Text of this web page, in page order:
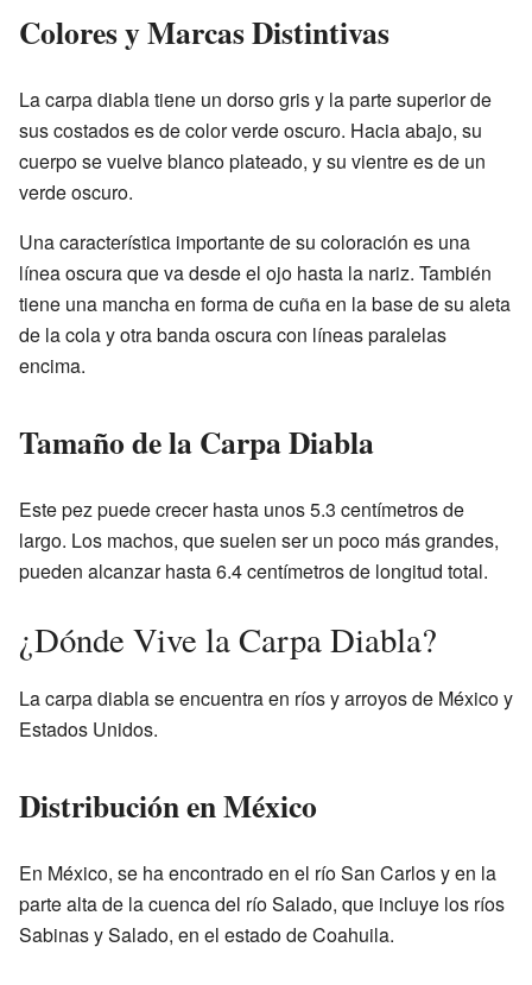
Colores y Marcas Distintivas
La carpa diabla tiene un dorso gris y la parte superior de
sus costados es de color verde oscuro. Hacia abajo, su
cuerpo se vuelve blanco plateado, y su vientre es de un
verde oscuro.
Una característica importante de su coloración es una
línea oscura que va desde el ojo hasta la nariz. También
tiene una mancha en forma de cuña en la base de su aleta
de la cola y otra banda oscura con líneas paralelas
encima.
Tamaño de la Carpa Diabla
Este pez puede crecer hasta unos 5.3 centímetros de
largo. Los machos, que suelen ser un poco más grandes,
pueden alcanzar hasta 6.4 centímetros de longitud total.
¿Dónde Vive la Carpa Diabla?
La carpa diabla se encuentra en ríos y arroyos de México y
Estados Unidos.
Distribución en México
En México, se ha encontrado en el río San Carlos y en la
parte alta de la cuenca del río Salado, que incluye los ríos
Sabinas y Salado, en el estado de Coahuila.